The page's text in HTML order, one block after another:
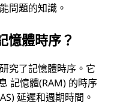
問題的知識。
憶體時序？
究了記憶體時序。它
記憶體(RAM) 的時序
延遲和週期時間。